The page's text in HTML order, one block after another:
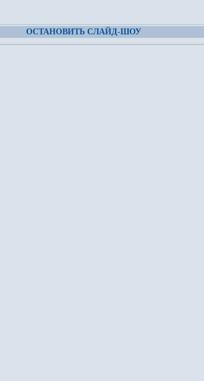
ОСТАНОВИТЬ СЛАЙД-ШОУ